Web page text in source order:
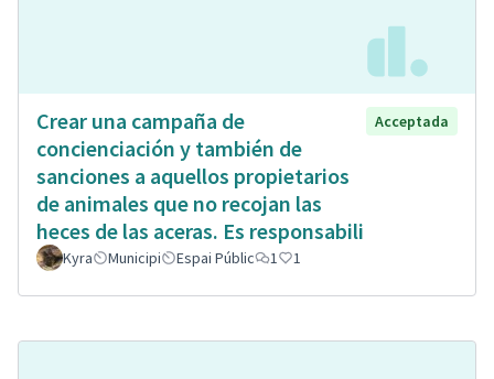
Crear una campaña de
concienciación y también de
sanciones a aquellos propietarios
de animales que no recojan las
heces de las aceras. Es responsabili
Acceptada
Kyra Municipi Espai Públic 1 1